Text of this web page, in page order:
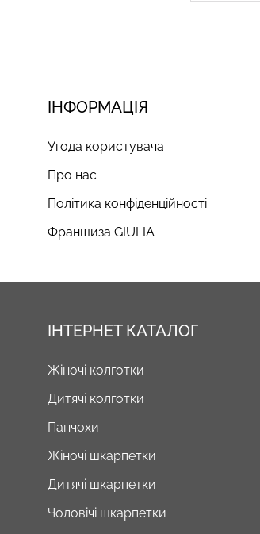
ІНФОРМАЦІЯ
Угода користувача
Про нас
Політика конфіденційності
Франшиза GIULIA
ІНТЕРНЕТ КАТАЛОГ
Жіночі колготки
Дитячі колготки
Панчохи
Жіночі шкарпетки
Дитячі шкарпетки
Чоловічі шкарпетки